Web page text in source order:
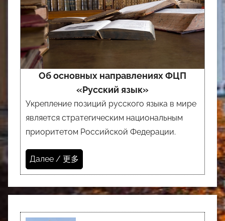
Об основных направлениях ФЦП
«Русский язык»
Укрепление позиций русского языка в мире
является стратегическим национальным
приоритетом Российской Федерации.
Далее / 更多